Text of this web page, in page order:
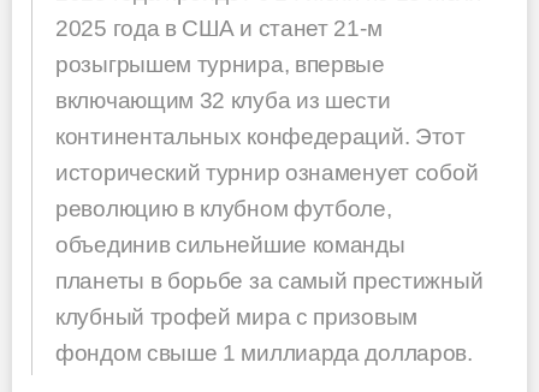
2025 года в США и станет 21-м
розыгрышем турнира, впервые
включающим 32 клуба из шести
континентальных конфедераций. Этот
исторический турнир ознаменует собой
революцию в клубном футболе,
объединив сильнейшие команды
планеты в борьбе за самый престижный
клубный трофей мира с призовым
фондом свыше 1 миллиарда долларов.